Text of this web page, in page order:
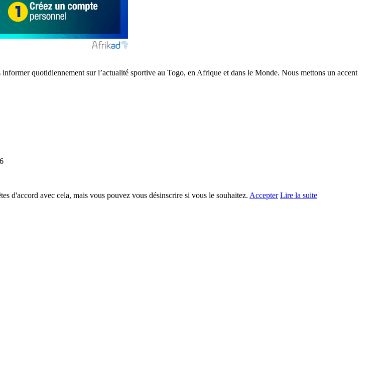
quotidiennement sur l’actualité sportive au Togo, en Afrique et dans le Monde. Nous mettons un accent
d'accord avec cela, mais vous pouvez vous désinscrire si vous le souhaitez. Accepter Lire la suite